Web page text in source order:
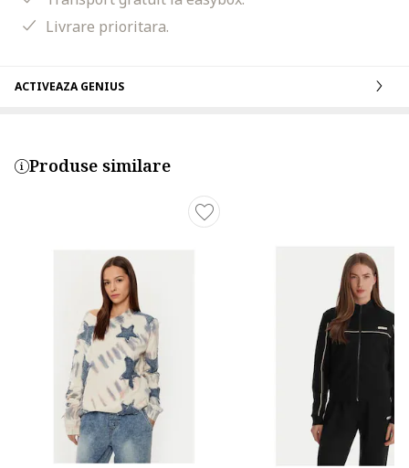
Livrare prioritara.
ACTIVEAZA GENIUS
Produse similare